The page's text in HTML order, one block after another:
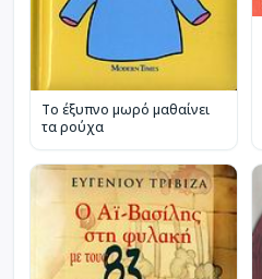
Το έξυπνο μωρό μαθαίνει
τα ρούχα